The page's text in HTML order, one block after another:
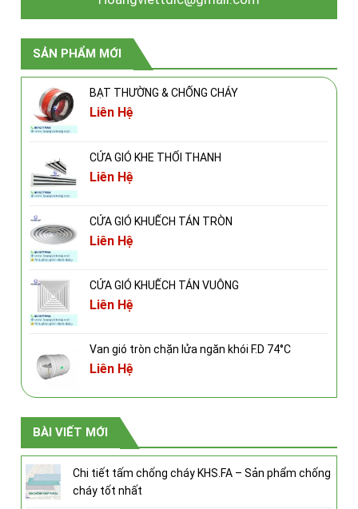
SẢN PHẨM MỚI
BẠT THƯỜNG & CHỐNG CHÁY
Liên Hệ
CỬA GIÓ KHE THỔI THANH
Liên Hệ
CỬA GIÓ KHUẾCH TÁN TRÒN
Liên Hệ
CỬA GIÓ KHUẾCH TÁN VUÔNG
Liên Hệ
Van gió tròn chặn lửa ngăn khói F.D 74°C
Liên Hệ
BÀI VIẾT MỚI
Chi tiết tấm chống cháy KHS.FA – Sản phẩm chống
cháy tốt nhất